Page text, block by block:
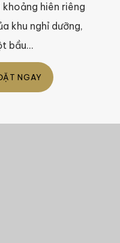
hiên riêng
khu nghỉ dưỡng,
bầu…
NGAY